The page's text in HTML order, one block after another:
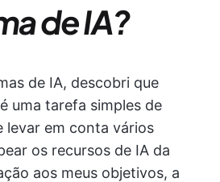
de IA?
de IA, descobri que
uma tarefa simples de
levar em conta vários
os recursos de IA da
aos meus objetivos, a